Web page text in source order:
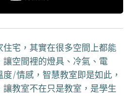
宅，其實在很多空間上都能
空間裡的燈具、冷氣、電
/情感，智慧教室即是如此，
教室不在只是教室，是學生